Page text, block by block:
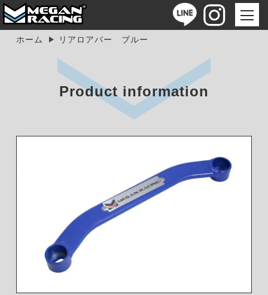
ホーム リアロアバー ブルー
Product information